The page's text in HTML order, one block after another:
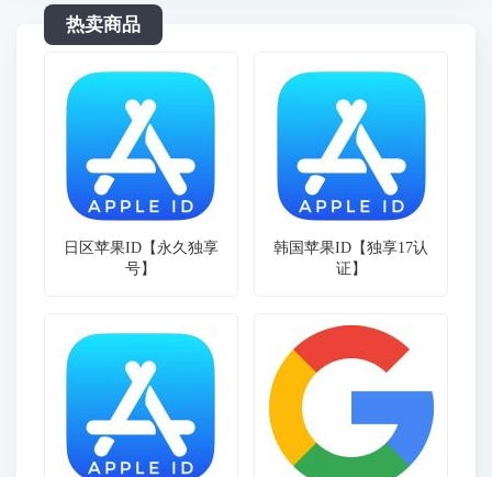
热卖商品
日区苹果ID【永久独享
号】
韩国苹果ID【独享17认
证】